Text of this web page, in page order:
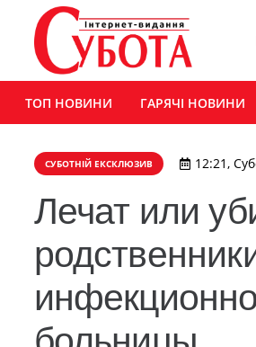
ТОП НОВИНИ ГАРЯЧІ НОВИНИ
СУБОТНІЙ ЕКСКЛЮЗИВ 12:21,
Лечат или